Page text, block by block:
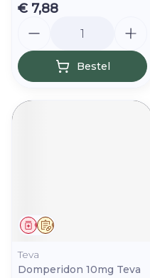
€ 7,88
Bestel
Op voorschrift
Geneesmiddel
Teva
Domperidon 10mg Teva